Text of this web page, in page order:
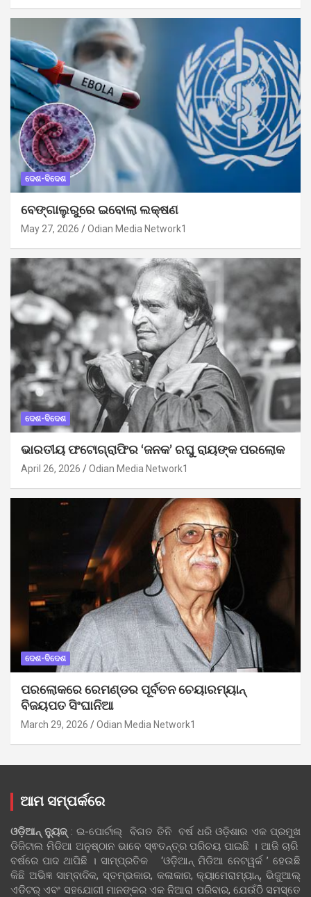
ଦେଶ-ବିଦେଶ
ବେଙ୍ଗାଲୁରୁରେ ଇବୋଲା ଲକ୍ଷଣ
May 27, 2026 Odian Media Network1
ଦେଶ-ବିଦେଶ
ଭାରତୀୟ ଫଟୋଗ୍ରାଫିର ‘ଜନକ’ ରଘୁ ରାୟଙ୍କ ପରଲୋକ
April 26, 2026 Odian Media Network1
ଦେଶ-ବିଦେଶ
ପରଲୋକରେ ରେମଣ୍ଡର ପୂର୍ବତନ ଚେୟାରମ୍ୟାନ୍
ବିଜୟପତ ସିଂଘାନିଆ
March 29, 2026 Odian Media Network1
ଆମ ସମ୍ପର୍କରେ
ଓଡ଼ିଆନ୍‍ ନ୍ୟୁଜ୍‍: ଇ-ପୋର୍ଟାଲ୍ ବିଗତ ତିନି ବର୍ଷ ଧରି ଓଡ଼ିଶାର ଏକ ପ୍ରମୁଖ
ଡିଜିଟାଲ ମିଡିଆ ଅନୁଷ୍ଠାନ ଭାବେ ସ୍ଵତନ୍ତ୍ର ପରିଚୟ ପାଇଛି । ଆଜି ଚାରି
ବର୍ଷରେ ପାଦ ଥାପିଛି । ସାମ୍ପ୍ରତିକ ‘ଓଡ଼ିଆନ୍‍ ମିଡିଆ ନେଟୱର୍କ ’ ହେଉଛି
କିଛି ଅଭିଜ୍ଞ ସାମ୍ବାଦିକ, ସ୍ତମ୍ଭକାର, କଳାକାର, କ୍ୟାମେରାମ୍ୟାନ୍, ଭିଜୁଆଲ୍
ଏଡିଟର୍ ଏବଂ ସହଯୋଗୀ ମାନଙ୍କର ଏକ ନିଆରା ପରିବାର, ଯେଉଁଠି ସମସ୍ତେ